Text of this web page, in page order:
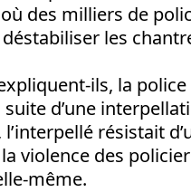
des milliers de
les
ils, la
d’une
résistait
violence des
même.